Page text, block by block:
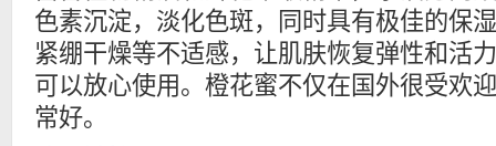
色素沉淀，淡化色斑，同时具有极佳的保
紧绷干燥等不适感，让肌肤恢复弹性和活
可以放心使用。橙花蜜不仅在国外很受欢
常好。